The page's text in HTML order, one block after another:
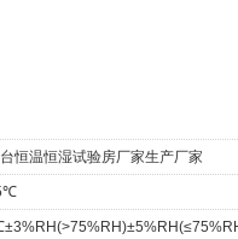
恒温恒湿试验房厂家生产厂家